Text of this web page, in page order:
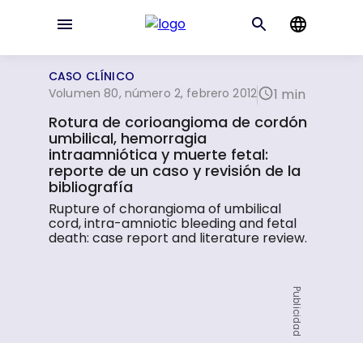
CASO CLÍNICO
Volumen 80, número 2, febrero 2012
1 min
Rotura de corioangioma de cordón
umbilical, hemorragia
intraamniótica y muerte fetal:
reporte de un caso y revisión de la
bibliografía
Rupture of chorangioma of umbilical
cord, intra-amniotic bleeding and fetal
death: case report and literature review.
Publicidad